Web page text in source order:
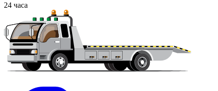
24 часа